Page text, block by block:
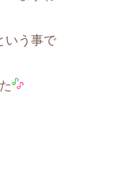
いう事で